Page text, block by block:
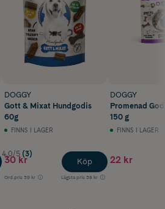
DOGGY
Gott & Mixat Hundgodis
60g
FINNS I LAGER
4.0/5 (3)
30 kr
Ord.pris 39 kr Lägsta pris 38 kr
Köp
DOGGY
Promenad
150 g
FINNS I LAGER
22 kr